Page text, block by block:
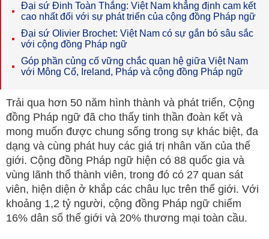
Đại sứ Đinh Toàn Thắng: Việt Nam khẳng định cam kết
cao nhất đối với sự phát triển của cộng đồng Pháp ngữ
Đại sứ Olivier Brochet: Việt Nam có sự gắn bó sâu sắc
với cộng đồng Pháp ngữ
Góp phần củng cố vững chắc quan hệ giữa Việt Nam
với Mông Cổ, Ireland, Pháp và cộng đồng Pháp ngữ
Trải qua hơn 50 năm hình thành và phát triển, Cộng
đồng Pháp ngữ đã cho thấy tinh thần đoàn kết và
mong muốn được chung sống trong sự khác biệt, đa
dạng và cùng phát huy các giá trị nhân văn của thế
giới. Cộng đồng Pháp ngữ hiện có 88 quốc gia và
vùng lãnh thổ thành viên, trong đó có 27 quan sát
viên, hiện diện ở khắp các châu lục trên thế giới. Với
khoảng 1,2 tỷ người, cộng đồng Pháp ngữ chiếm
16% dân số thế giới và 20% thương mại toàn cầu.